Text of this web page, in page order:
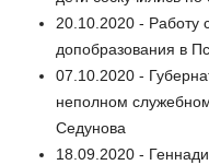
20.10.2020 - Работу
допобразования в
07.10.2020 -
неполном
Седунова
18.09.2020 -